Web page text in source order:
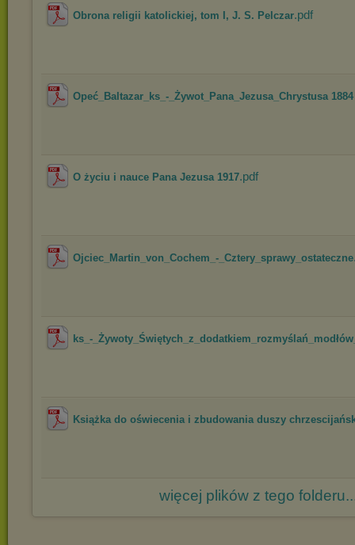
Obrona religii katolickiej, tom I, J. S. Pelczar.pdf
Opeć_Baltazar_ks_-_Żywot_Pana_Jezusa_Chrystusa
O życiu i nauce Pana Jezusa 1917.pdf
Ojciec_Martin_von_Cochem_-_Cztery_sprawy_ostateczne
ks_-
Książka do oświecenia i zbudowania duszy
więcej plików z tego